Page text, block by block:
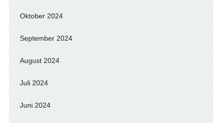
Oktober 2024
September 2024
August 2024
Juli 2024
Juni 2024